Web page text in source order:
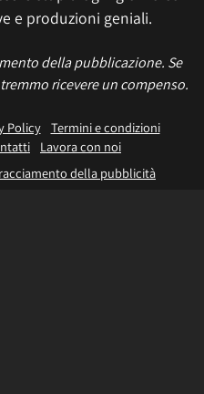
e produzioni geniali.
della pubblicazione. Se
ricevere un compenso.
Policy
Termini e condizioni
Lavora con noi
della pubblicità